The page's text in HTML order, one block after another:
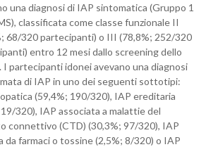
una diagnosi di IAP sintomatica (Gruppo 1
classificata come classe funzionale II
68/320 partecipanti) o III (78,8%; 252/320
entro 12 mesi dallo screening dello
I partecipanti idonei avevano una diagnosi
di IAP in uno dei seguenti sottotipi:
(59,4%; 190/320), IAP ereditaria
320), IAP associata a malattie del
connettivo (CTD) (30,3%; 97/320), IAP
da farmaci o tossine (2,5%; 8/320) o IAP